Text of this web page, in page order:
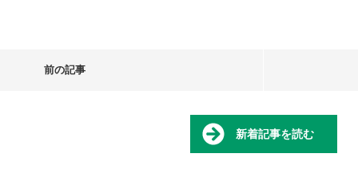
前の記事
新着記事を読む